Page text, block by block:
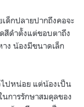
ด็กปลายปากถึงคอจะ
สีดำตั้งแต่ขอบตาถึง
ง น้องมีขนาดเล็ก
ไปหน่อย แต่น้องเป็น
การรักษาสมดุลของ